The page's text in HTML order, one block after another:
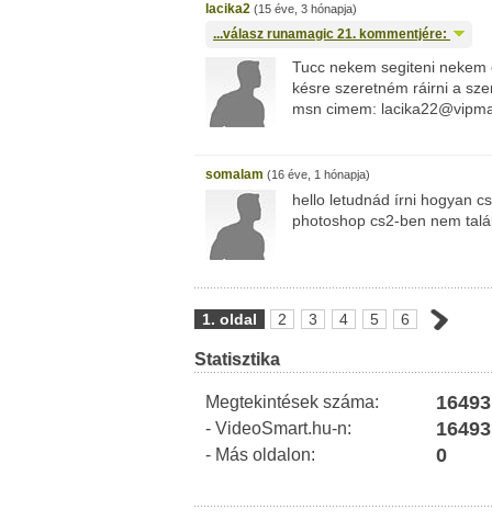
lacika2 (15 éve, 3 hónapja)
...válasz runamagic 21. kommentjére:
Tucc nekem segiteni
késre szeretném ráirni a
msn cimem:
somalam (16 éve, 1 hónapja)
hello letudnád írni hogyan
photoshop cs2-ben nem
1. oldal 2 3 4 5 6
Statisztika
Megtekintések száma: 16493
- VideoSmart.hu-n: 16493
- Más oldalon: 0